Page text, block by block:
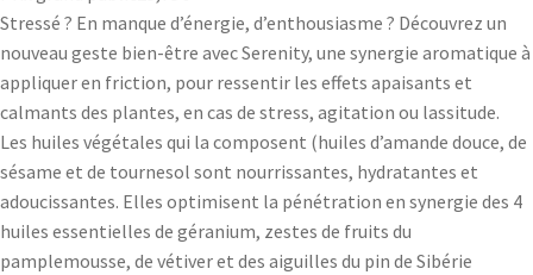
Stressé ? En manque d’énergie, d’enthousiasme ? Découvrez un
nouveau geste bien-être avec Serenity, une synergie aromatique à
appliquer en friction, pour ressentir les effets apaisants et
calmants des plantes, en cas de stress, agitation ou lassitude.
Les huiles végétales qui la composent (huiles d’amande douce, de
sésame et de tournesol sont nourrissantes, hydratantes et
adoucissantes. Elles optimisent la pénétration en synergie des 4
huiles essentielles de géranium, zestes de fruits du
pamplemousse, de vétiver et des aiguilles du pin de Sibérie